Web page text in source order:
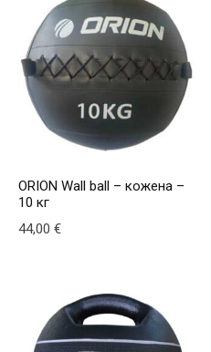
ORION Wall ball – кожена –
10 кг
44,00 €